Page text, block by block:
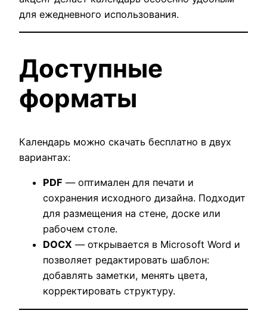
для ежедневного использования.
Доступные
форматы
Календарь можно скачать бесплатно в двух
вариантах:
PDF — оптимален для печати и
сохранения исходного дизайна. Подходит
для размещения на стене, доске или
рабочем столе.
DOCX — открывается в Microsoft Word и
позволяет редактировать шаблон:
добавлять заметки, менять цвета,
корректировать структуру.